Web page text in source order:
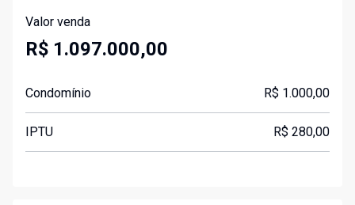
Valor venda
R$ 1.097.000,00
Condomínio R$ 1.000,00
IPTU R$ 280,00